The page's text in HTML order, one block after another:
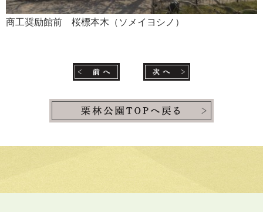
商工奨励館前 桜標本木（ソメイヨシノ）